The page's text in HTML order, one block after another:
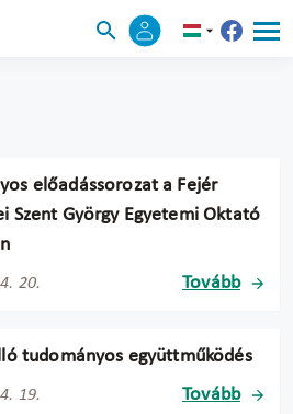
előadássorozat a Fejér
Szent György Egyetemi Oktató
20. Tovább
tudományos együttműködés
19. Tovább